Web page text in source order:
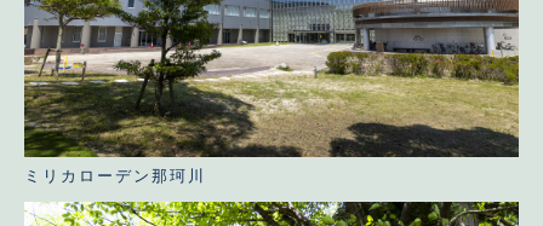
ミリカローデン那珂川